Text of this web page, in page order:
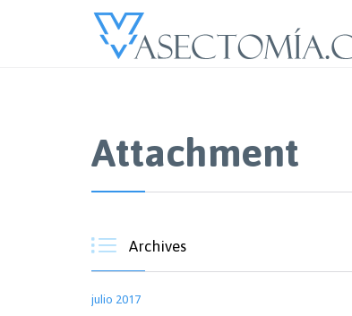
Attachment
 Archives
julio 2017